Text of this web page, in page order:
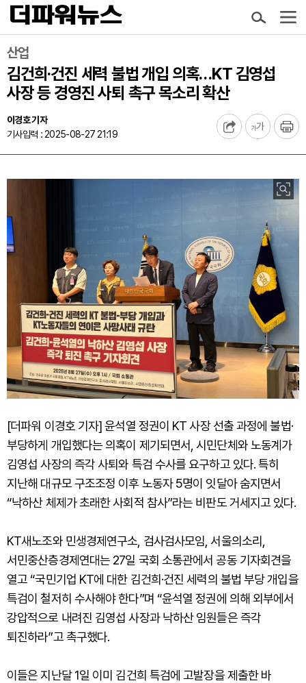
산업
김건희·건진 세력 불법 개입 의혹…KT 김영섭
사장 등 경영진 사퇴 촉구 목소리 확산
이경호 기자
기사입력 : 2025-08-27 21:19
[더파워 이경호 기자] 윤석열 정권이 KT 사장 선출 과정에 불법·
부당하게 개입했다는 의혹이 제기되면서, 시민단체와 노동계가
김영섭 사장의 즉각 사퇴와 특검 수사를 요구하고 있다. 특히
지난해 대규모 구조조정 이후 노동자 5명이 잇달아 숨지면서
“낙하산 체제가 초래한 사회적 참사”라는 비판도 거세지고 있다.
KT새노조와 민생경제연구소, 검사검사모임, 서울의소리,
서민중산층경제연대는 27일 국회 소통관에서 공동 기자회견을
열고 “국민기업 KT에 대한 김건희·건진 세력의 불법 부당 개입을
특검이 철저히 수사해야 한다”며 “윤석열 정권에 의해 외부에서
강압적으로 내려진 김영섭 사장과 낙하산 임원들은 즉각
퇴진하라”고 촉구했다.
이들은 지난달 1일 이미 김건희 특검에 고발장을 제출한 바